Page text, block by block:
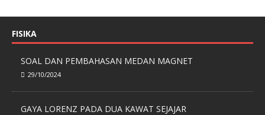
FISIKA
SOAL DAN PEMBAHASAN MEDAN MAGNET
29/10/2024
GAYA LORENZ PADA DUA KAWAT SEJAJAR